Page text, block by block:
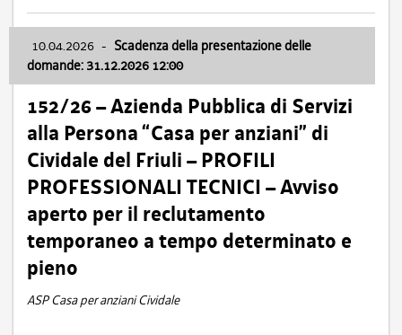
10.04.2026 - Scadenza della presentazione delle
domande: 31.12.2026 12:00
152/26 – Azienda Pubblica di Servizi
alla Persona “Casa per anziani” di
Cividale del Friuli – PROFILI
PROFESSIONALI TECNICI – Avviso
aperto per il reclutamento
temporaneo a tempo determinato e
pieno
ASP Casa per anziani Cividale